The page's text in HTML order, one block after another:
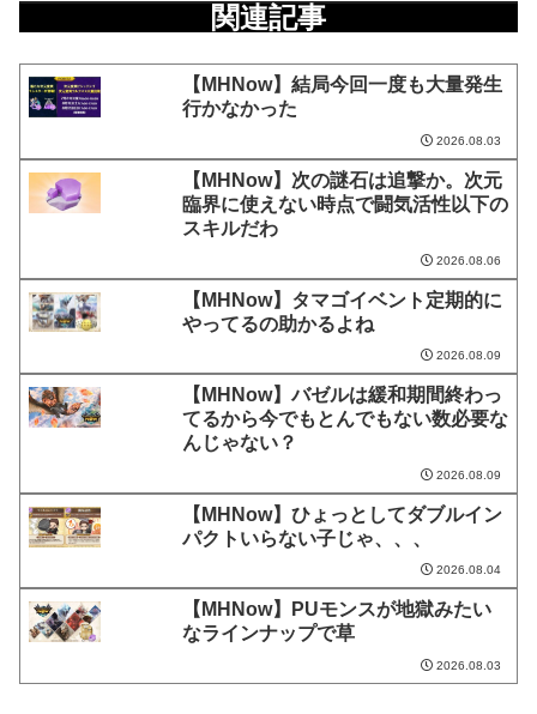
関連記事
【MHNow】結局今回一度も大量発生
行かなかった
2026.08.03
【MHNow】次の謎石は追撃か。次元
臨界に使えない時点で闘気活性以下の
スキルだわ
2026.08.06
【MHNow】タマゴイベント定期的に
やってるの助かるよね
2026.08.09
【MHNow】バゼルは緩和期間終わっ
てるから今でもとんでもない数必要な
んじゃない？
2026.08.09
【MHNow】ひょっとしてダブルイン
パクトいらない子じゃ、、、
2026.08.04
【MHNow】PUモンスが地獄みたい
なラインナップで草
2026.08.03